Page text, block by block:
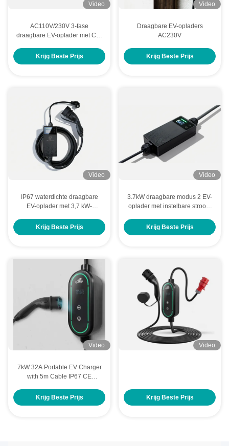
Video
AC110V/230V 3-fase
draagbare EV-oplader met CE-
besturing
Krijg Beste Prijs
Video
Draagbare EV-opladers
AC230V
Krijg Beste Prijs
Video
IP67 waterdichte draagbare
EV-oplader met 3,7 kW-
temperatuurbereik voor
Krijg Beste Prijs
Video
3.7kW draagbare modus 2 EV-
oplader met instelbare stroom
bescherming
Krijg Beste Prijs
Video
7kW 32A Portable EV Charger
with 5m Cable IP67 CE
Krijg Beste Prijs
Video
Krijg Beste Prijs